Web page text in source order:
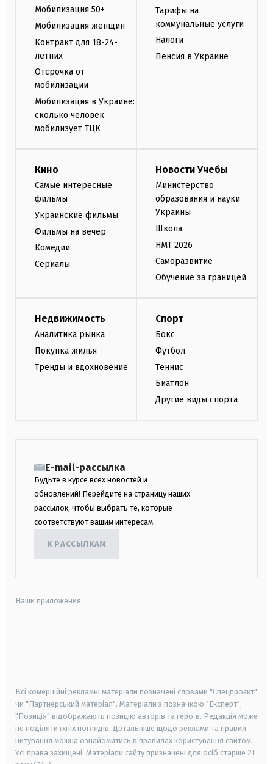
Мобилизация 50+
Мобилизация женщин
Контракт для 18-24-
летних
Отсрочка от
мобилизации
Мобилизация в Украине:
сколько человек
мобилизует ТЦК
Тарифы на
коммунальные услуги
Налоги
Пенсия в Украине
Кино
Самые интересные
фильмы
Украинские фильмы
Фильмы на вечер
Комедии
Сериалы
Новости Учебы
Министерство
образования и науки
Украины
Школа
НМТ 2026
Саморазвитие
Обучение за границей
Недвижимость
Аналитика рынка
Покупка жилья
Тренды и вдохновение
Спорт
Бокс
Футбол
Теннис
Биатлон
Другие виды спорта
E-mail-рассылка
Будьте в курсе всех новостей и
обновлений! Перейдите на страницу наших
рассылок, чтобы выбрать те, которые
соответствуют вашим интересам.
К РАССЫЛКАМ
Наши приложения:
Всі комерційні рекламні матеріали позначені словами "Спецпроєкт"
чи "Партнерський матеріал". Матеріали з позначкою "Експерт",
"Позиція" відображають позицію авторів та героїв. Редакція може
не поділяти їхніх поглядів. Детальніше щодо реклами та правил
цитування можна ознайомитись в правилах користування сайтом.
Усі права захищені. Матеріали сайту призначені для осіб старше 21